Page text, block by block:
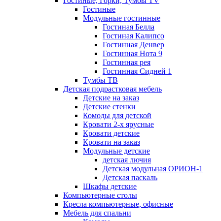
Гостиные
Модульные гостинные
Гостиная Белла
Гостиная Калипсо
Гостинная Денвер
Гостинная Нота 9
Гостинная рея
Гостинная Сидней 1
Тумбы ТВ
Детская подрастковая мебель
Детские на заказ
Детские стенки
Комоды для детской
Кровати 2-х ярусные
Кровати детские
Кровати на заказ
Модульные детские
детская лючия
Детская модульная ОРИОН-1
Детская паскаль
Шкафы детские
Компьютерные столы
Кресла компьютерные, офисные
Мебель для спальни